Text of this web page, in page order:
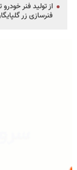
از تولید فنر
فنرسازی زر